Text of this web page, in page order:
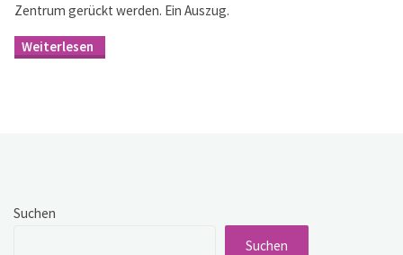
Zentrum gerückt werden. Ein Auszug.
und
Suchen
Suchen